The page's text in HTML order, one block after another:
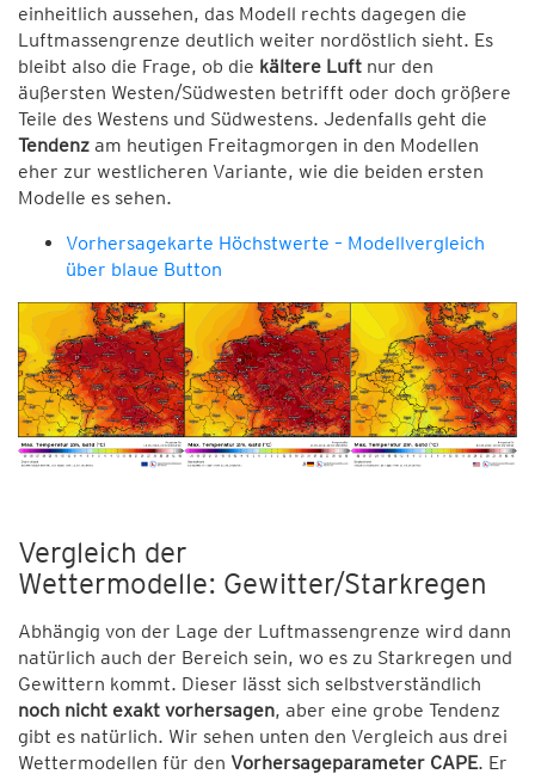
einheitlich aussehen, das Modell rechts dagegen die
Luftmassengrenze deutlich weiter nordöstlich sieht. Es
bleibt also die Frage, ob die kältere Luft nur den
äußersten Westen/Südwesten betrifft oder doch größere
Teile des Westens und Südwestens. Jedenfalls geht die
Tendenz am heutigen Freitagmorgen in den Modellen
eher zur westlicheren Variante, wie die beiden ersten
Modelle es sehen.
Vorhersagekarte Höchstwerte – Modellvergleich
über blaue Button
Vergleich der
Wettermodelle: Gewitter/Starkregen
Abhängig von der Lage der Luftmassengrenze wird dann
natürlich auch der Bereich sein, wo es zu Starkregen und
Gewittern kommt. Dieser lässt sich selbstverständlich
noch nicht exakt vorhersagen, aber eine grobe Tendenz
gibt es natürlich. Wir sehen unten den Vergleich aus drei
Wettermodellen für den Vorhersageparameter CAPE. Er